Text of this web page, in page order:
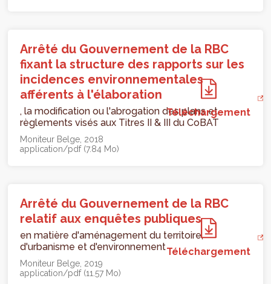
Arrêté du Gouvernement de la RBC
fixant la structure des rapports sur les
incidences environnementales
afférents à l'élaboration
, la modification ou l'abrogation des plans et
règlements visés aux Titres II & III du CoBAT
Moniteur Belge 2018
application/pdf (7.84 Mo)
Téléchargement
Arrêté du Gouvernement de la RBC
relatif aux enquêtes publiques
en matière d'aménagement du territoire,
d'urbanisme et d'environnement
Moniteur Belge 2019
application/pdf (11.57 Mo)
Téléchargement